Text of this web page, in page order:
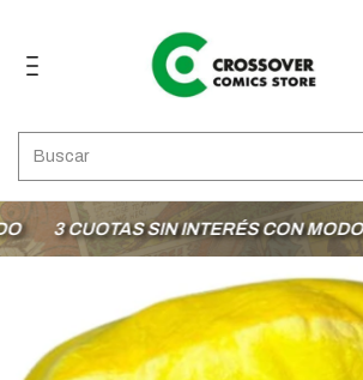
3 CUOTAS SIN INTERÉS CON MODO